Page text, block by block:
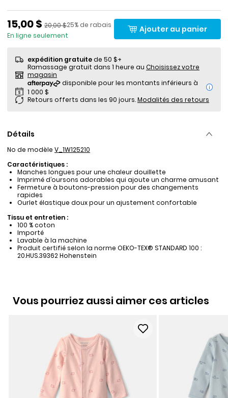
Prix de solde
15,00 $ Pourcentage de rabais
25% de rabais
Prix ​​de détail suggéré par le fabricant
20,00 $
En ligne seulement
Ajouter au panier
expédition gratuitede 50 $+
Ramassage gratuit dans 1 heure au Choisissez votre
magasin
i
Retours offerts dans les 90 jours.Modalités des retours
Détails
No de modèle V_1W125210
Caractéristiques :
Manches longues pour une chaleur douillette
Imprimé d’oursons adorables qui ajoute un charme amusant
Fermeture à boutons-pression pour des changements
rapides
Ourlet élastique doux pour un ajustement confortable
Tissu et entretien :
100 % coton
Importé
Lavable à la machine
Produit certifié selon la norme OEKO-TEX® STANDARD 100 :
20.HUS.39362 Hohenstein
Vous pourriez aussi aimer ces articles